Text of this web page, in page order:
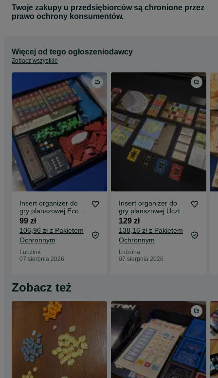
Twoje zakupy u przedsiębiorców są chronione przez
prawo ochrony konsumentów.
Więcej od tego ogłoszeniodawcy
Zobacz wszystkie
Insert organizer do
gry planszowej Ecos:
First Continent + New
Horizon
99 zł
106,96 zł z Pakietem
Ochronnym
Lubzina
07 sierpnia 2026
Insert organizer do
gry planszowej Uczta
dla Odyna (A Feast
for Odin) +
Norwegowie (The
Norwegians)
129 zł
138,16 zł z Pakietem
Ochronnym
Lubzina
07 sierpnia 2026
Zobacz też